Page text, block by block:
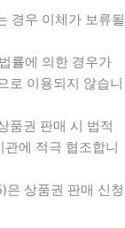
경우 이체가 보류될
률에 의한 경우가
로 이용되지 않습니
품권 판매 시 법적
에 적극 협조합니
상품권 판매 신청